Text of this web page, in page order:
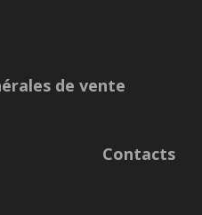
de vente
Contacts